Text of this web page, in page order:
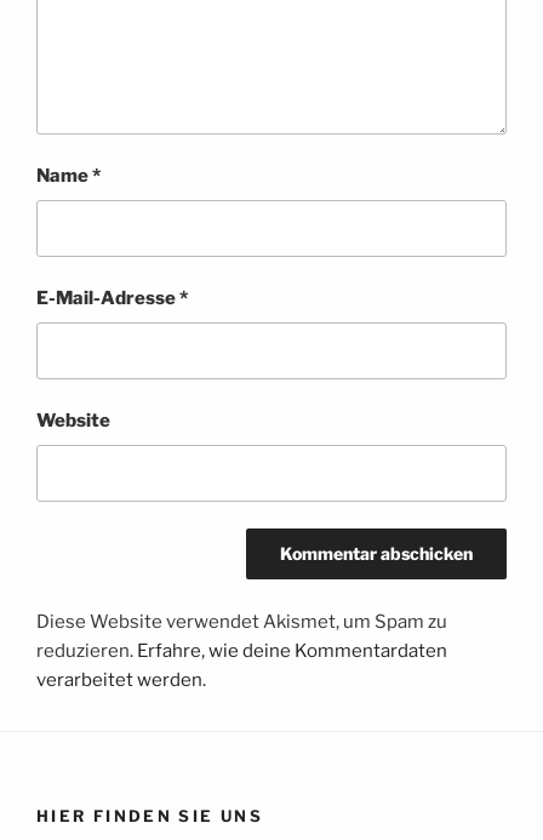
Name*
E-Mail-Adresse*
Website
Diese Website verwendet Akismet, um Spam zu
reduzieren. Erfahre, wie deine Kommentardaten
verarbeitet werden.
HIER FINDEN SIE UNS